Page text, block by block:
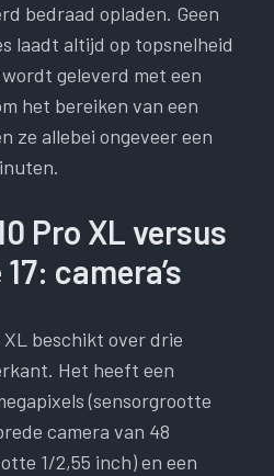
bedraad opladen. Geen
laadt altijd op topsnelheid
geleverd met een
het bereiken van een
ze allebei ongeveer een
Pro XL versus
camera’s
XL beschikt over drie
Het heeft een
(sensorgrootte
camera van 48
1/2,55 inch) en een